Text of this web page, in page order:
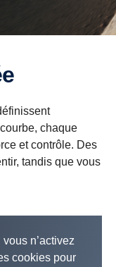
chaque
et contrôle. Des
tandis que vous
n’activez
cookies pour